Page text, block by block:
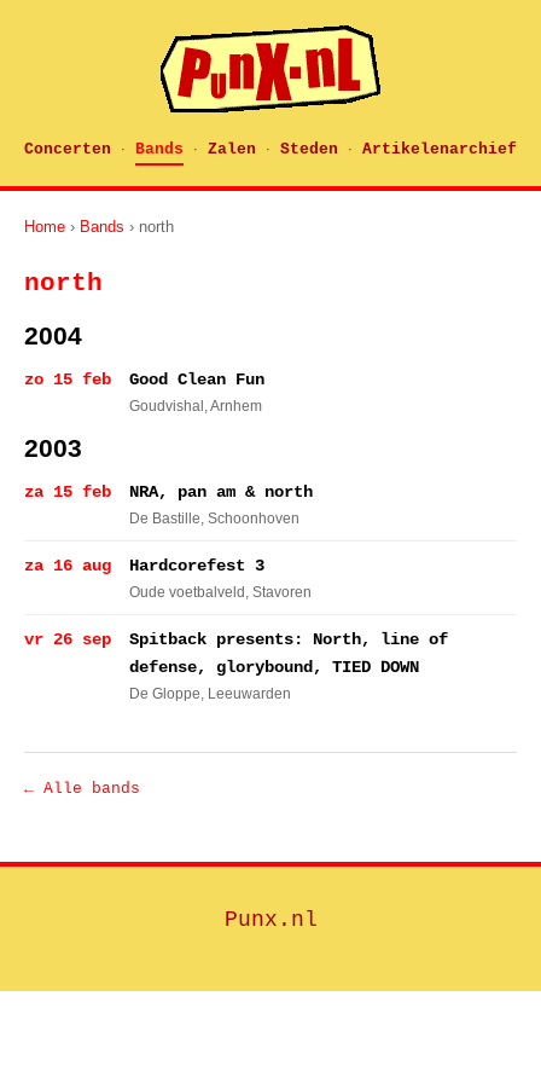
Concerten · Bands · Zalen · Steden · Artikelenarchief
Home › Bands › north
north
2004
zo 15 feb Good Clean Fun
Goudvishal , Arnhem
2003
za 15 feb NRA, pan am & north
De Bastille, Schoonhoven
za 16 aug Hardcorefest 3
Oude voetbalveld , Stavoren
vr 26 sep
Spitback presents: North, line of
defense, glorybound, TIED DOWN
De Gloppe, Leeuwarden
← Alle bands
Punx.nl